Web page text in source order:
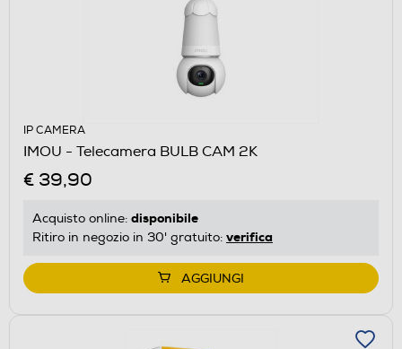
IP CAMERA
IMOU - Telecamera BULB CAM 2K
€ 39,90
Acquisto online: disponibile
Ritiro in negozio in 30' gratuito: verifica
AGGIUNGI